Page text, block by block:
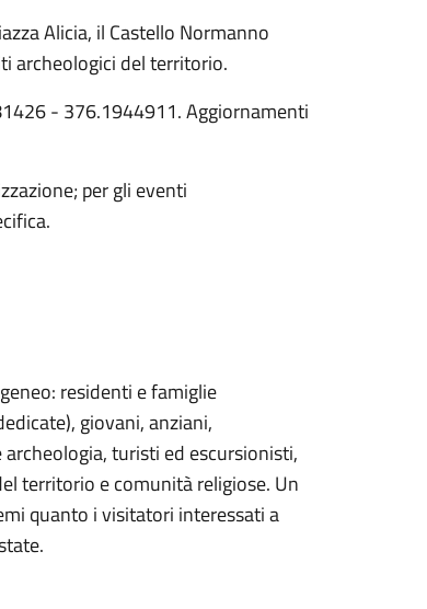
Alicia, il Castello Normanno
archeologici del territorio.
- 376.1944911. Aggiornamenti
per gli eventi
residenti e famiglie
giovani, anziani,
turisti ed escursionisti,
territorio e comunità religiose. Un
quanto i visitatori interessati a